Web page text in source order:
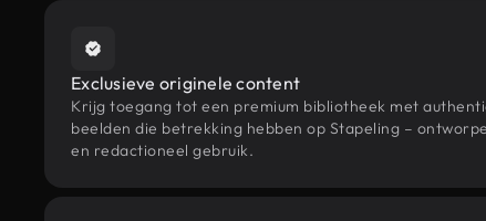
Exclusieve originele content
Krijg toegang tot een premium bibliotheek met
beelden die betrekking hebben op Stapeling –
en redactioneel gebruik.